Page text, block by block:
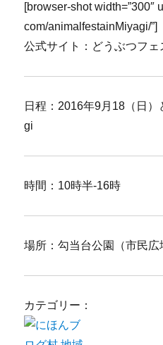
[browser-shot width=”300″
com/animalfestainMiyagi/”]
公式サイト：どうぶつフェ
日程：2016年9月18（日
gi
時間：10時半-16時
場所：勾当台公園（市民広
カテゴリー：